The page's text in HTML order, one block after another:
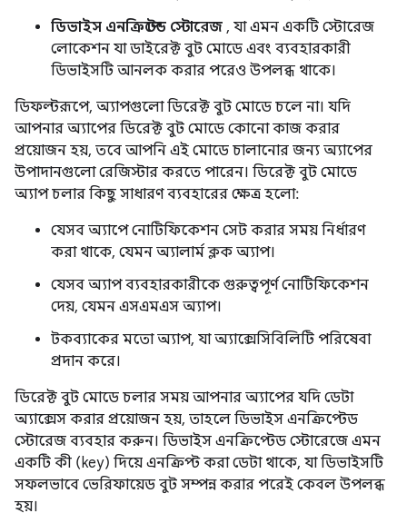
ডিভাইস এনক্রিপ্টেড স্টোরেজ , যা এমন একটি স্টোরেজ
লোকেশন যা ডাইরেক্ট বুট মোডে এবং ব্যবহারকারী
ডিভাইসটি আনলক করার পরেও উপলব্ধ থাকে।
ডিফল্টরূপে, অ্যাপগুলো ডিরেক্ট বুট মোডে চলে না। যদি
আপনার অ্যাপের ডিরেক্ট বুট মোডে কোনো কাজ করার
প্রয়োজন হয়, তবে আপনি এই মোডে চালানোর জন্য অ্যাপের
উপাদানগুলো রেজিস্টার করতে পারেন। ডিরেক্ট বুট মোডে
অ্যাপ চলার কিছু সাধারণ ব্যবহারের ক্ষেত্র হলো:
যেসব অ্যাপে নোটিফিকেশন সেট করার সময় নির্ধারণ
করা থাকে, যেমন অ্যালার্ম ক্লক অ্যাপ।
যেসব অ্যাপ ব্যবহারকারীকে গুরুত্বপূর্ণ নোটিফিকেশন
দেয়, যেমন এসএমএস অ্যাপ।
টকব্যাকের মতো অ্যাপ, যা অ্যাক্সেসিবিলিটি পরিষেবা
প্রদান করে।
ডিরেক্ট বুট মোডে চলার সময় আপনার অ্যাপের যদি ডেটা
অ্যাক্সেস করার প্রয়োজন হয়, তাহলে ডিভাইস এনক্রিপ্টেড
স্টোরেজ ব্যবহার করুন। ডিভাইস এনক্রিপ্টেড স্টোরেজে এমন
একটি কী (key) দিয়ে এনক্রিপ্ট করা ডেটা থাকে, যা ডিভাইসটি
সফলভাবে ভেরিফায়েড বুট সম্পন্ন করার পরেই কেবল উপলব্ধ
হয়।